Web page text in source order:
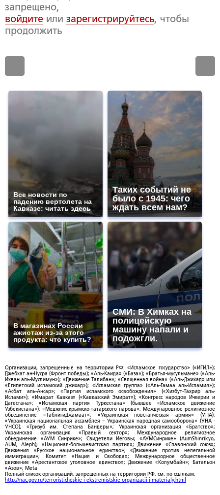
запрещено,
войдите или зарегистрируйтесь, чтобы
продолжить
Все новости по
падению вертолета на
Кавказе: читать здесь
Таких событий не
было с 1945: чего
ждать всем нам?
В магазинах России
ажиотаж из-за этого
продукта: что купить?
СМИ: В Химках на
полицейскую
машину напали и
подожгли.
Организации, запрещенные на территории РФ: «Исламское государство» («ИГИЛ»);
Джебхат ан-Нусра (Фронт победы); «Аль-Каида» («База»); «Братья-мусульмане» («Аль-
Ихван аль-Муслимун»); «Движение Талибан»; «Священная война» («Аль-Джихад» или
«Египетский исламский джихад»); «Исламская группа» («Аль-Гамаа аль-Исламия»);
«Асбат аль-Ансар»; «Партия исламского освобождения» («Хизбут-Тахрир аль-
Ислами»); «Имарат Кавказ» («Кавказский Эмират»); «Конгресс народов Ичкерии и
Дагестана»; «Исламская партия Туркестана» (бывшее «Исламское движение
Узбекистана»); «Меджлис крымско-татарского народа»; Международное религиозное
объединение «ТаблигиДжамаат»; «Украинская повстанческая армия» (УПА);
«Украинская национальная ассамблея – Украинская народная самооборона» (УНА -
УНСО); «Тризуб им. Степана Бандеры»; Украинская организация «Братство»;
Украинская организация «Правый сектор»; Международное религиозное
объединение «АУМ Синрике»; Свидетели Иеговы; «АУМСинрике» (AumShinrikyo,
AUM, Aleph); «Национал-большевистская партия»; Движение «Славянский союз»;
Движения «Русское национальное единство»; «Движение против нелегальной
иммиграции»; Комитет «Нация и Свобода»; Международное общественное
движение «Арестантское уголовное единство»; Движение «Колумбайн»; Батальон
«Азов»; Meta
Полный список организаций, запрещенных на территории РФ, см. по ссылкам:
http://nac.gov.ru/terroristicheskie-i-ekstremistskie-organizacii-i-materialy.html